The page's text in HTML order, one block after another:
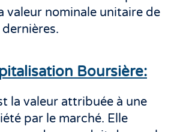
valeur nominale unitaire de
dernières.
Boursière:
la valeur attribuée à une
par le marché. Elle